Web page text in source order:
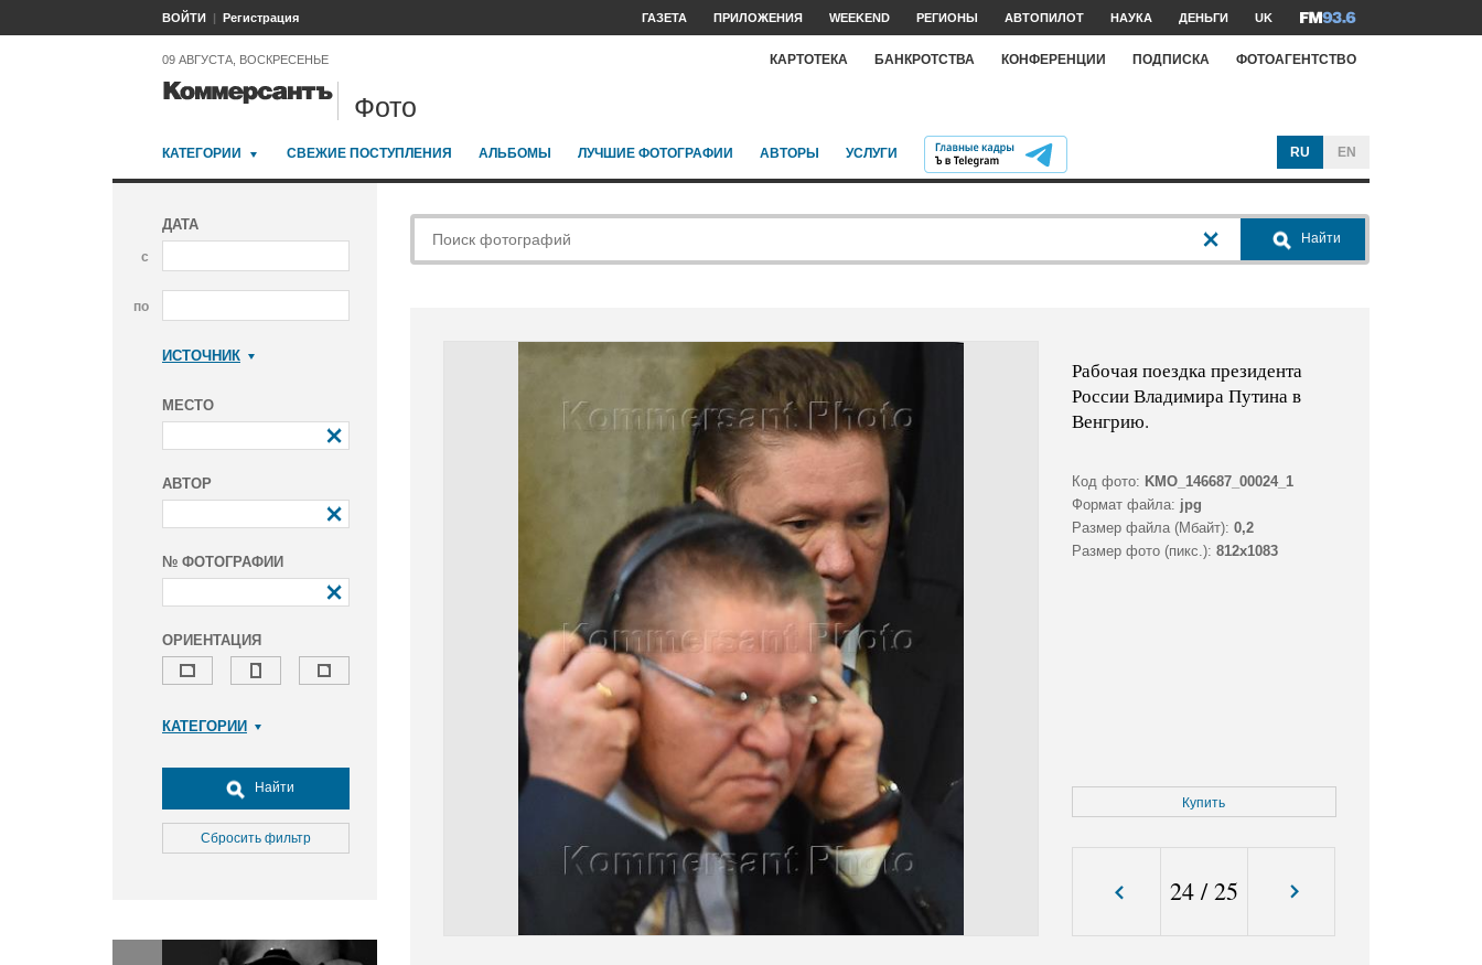
ВОЙТИ Регистрация ГАЗЕТА ПРИЛОЖЕНИЯ WEEKEND РЕГИОНЫ АВТОПИЛОТ НАУКА ДЕНЬГИ UK
09 АВГУСТА, ВОСКРЕСЕНЬЕ КАРТОТЕКА БАНКРОТСТВА КОНФЕРЕНЦИИ ПОДПИСКА ФОТОАГЕНТСТВО
Фото
КАТЕГОРИИ СВЕЖИЕ ПОСТУПЛЕНИЯ АЛЬБОМЫ ЛУЧШИЕ ФОТОГРАФИИ АВТОРЫ УСЛУГИ RU EN
ДАТА
с
по
ИСТОЧНИК
МЕСТО
АВТОР
№ ФОТОГРАФИИ
ОРИЕНТАЦИЯ
КАТЕГОРИИ
Досуг, туризм и отдых
Культура
Медицина
Окружающая среда
Найти
Сбросить фильтр
Найти
Рабочая поездка президента
России Владимира Путина в
Венгрию.
Код фото: KMO_146687_00024_1
Формат файла: jpg
Размер файла (Мбайт): 0,2
Размер фото (пикс.): 812x1083
Купить
24/25